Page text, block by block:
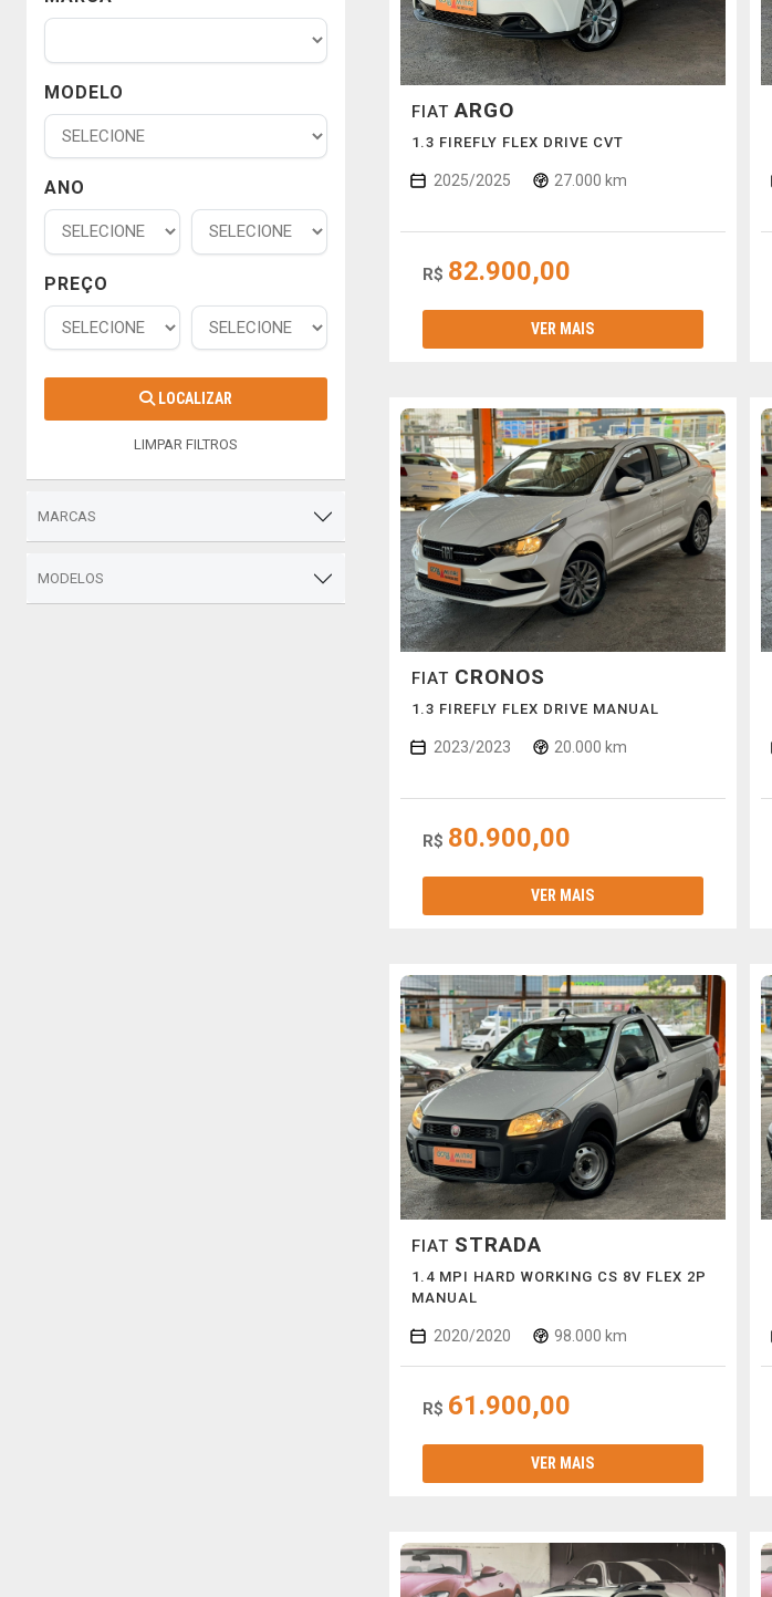
MODELO
ANO
PREÇO
LOCALIZAR
LIMPAR FILTROS
MARCAS
MODELOS
FIATARGO
1.3 FIREFLY FLEX DRIVE CVT
2025/2025 27.000 km
R$ 82.900,00
VER MAIS
FIAT CRONOS
1.3 FIREFLY FLEX DRIVE MANUAL
2023/2023 20.000 km
R$ 80.900,00
VER MAIS
FIAT STRADA
1.4 MPI HARD WORKING CS 8V FLEX 2P
MANUAL
2020/2020 98.000 km
R$ 61.900,00
VER MAIS